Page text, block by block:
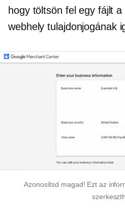
hogy töltsön fel egy fájlt
webhely tulajdonjogának
Azonosítsd magad! Ezt az